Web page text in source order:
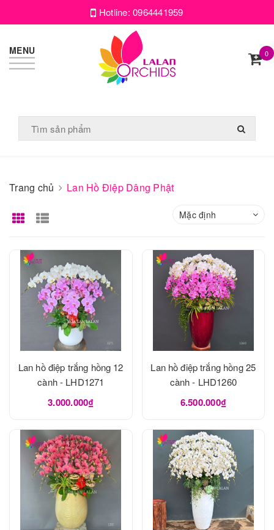
Hotline:0964441959
MENU 0
Trang chủ Lan Hồ Điệp Dâng Phật
Mặc định
Lan hồ điệp trắng hồng 12
cành - LHD1271
3.000.000₫
Lan hồ điệp trắng hồng 25
cành - LHD1260
6.500.000₫